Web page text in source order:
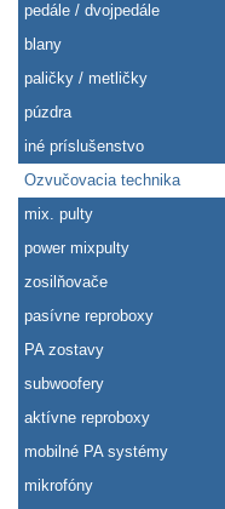
pedále / dvojpedále
blany
paličky / metličky
púzdra
iné príslušenstvo
Ozvučovacia technika
mix. pulty
power mixpulty
zosilňovače
pasívne reproboxy
PA zostavy
subwoofery
aktívne reproboxy
mobilné PA systémy
mikrofóny